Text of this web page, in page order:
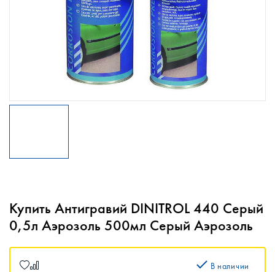
Купить Антигравий DINITROL 440 Серый
0,5л Аэрозоль 500мл Серый Аэрозоль
В наличии